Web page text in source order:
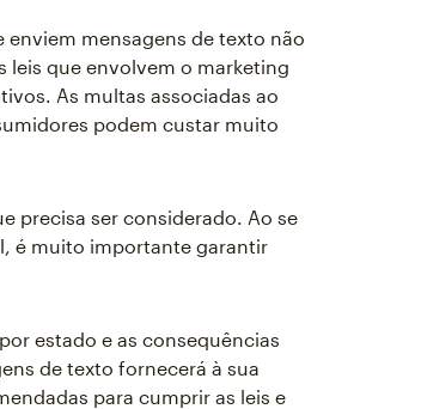
mensagens de texto não
leis que envolvem o marketing
As multas associadas ao
podem custar muito
precisa ser considerado. Ao se
é muito importante garantir
estado e as consequências
de texto fornecerá à sua
para cumprir as leis e